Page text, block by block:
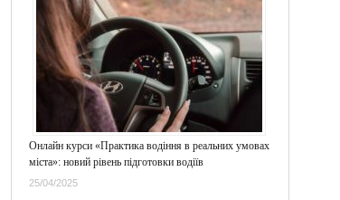
Онлайн курси «Практика водіння в реальних умовах
міста»: новий рівень підготовки водіїв
25/04/2025